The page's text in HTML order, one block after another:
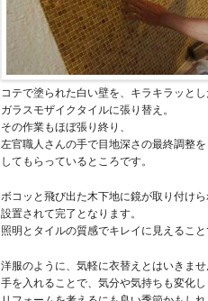
コテで塗られた白い壁を、キラキラッと
ガラスモザイクタイルに張り替え。
その作業もほぼ張り終り、
左官職人さんの手で目地深さの最終調整を
してもらっているところです。
ボコッと飛び出た木下地に鏡が取り付け
設置されて完了となります。
照明とタイルの質感でキレイに見えること
洋服のように、気軽に衣替えとはいきま
手を入れることで、気分や気持ちも変化し